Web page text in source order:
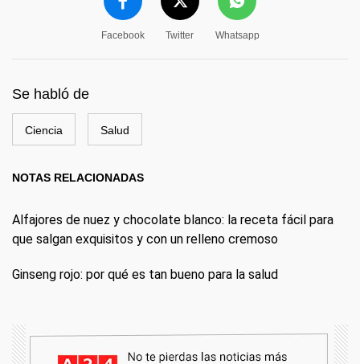
Facebook Twitter Whatsapp
Se habló de
Ciencia Salud
NOTAS RELACIONADAS
Alfajores de nuez y chocolate blanco: la receta fácil para
que salgan exquisitos y con un relleno cremoso
Ginseng rojo: por qué es tan bueno para la salud